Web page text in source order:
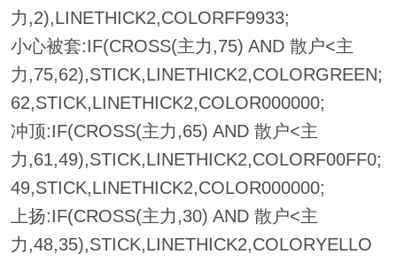
力,2),LINETHICK2,COLORFF9933;
小心被套:IF(CROSS(主力,75) AND 散户<主
力,75,62),STICK,LINETHICK2,COLORGREEN;
62,STICK,LINETHICK2,COLOR000000;
冲顶:IF(CROSS(主力,65) AND 散户<主
力,61,49),STICK,LINETHICK2,COLORF00FF0;
49,STICK,LINETHICK2,COLOR000000;
上扬:IF(CROSS(主力,30) AND 散户<主
力,48,35),STICK,LINETHICK2,COLORYELLO